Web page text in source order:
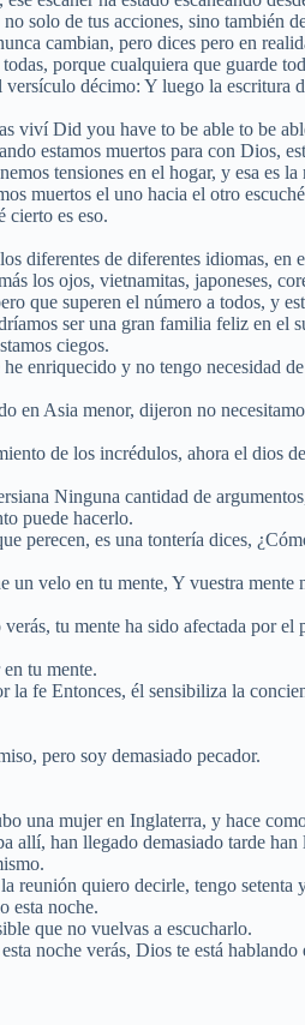
solo de tus acciones, sino también
cambian, pero dices pero en
porque cualquiera que guarde
décimo: Y luego la
viví Did you have to be able to
muertos para con Dios,
tensiones en el hogar, y esa es
muertos el uno hacia el otro
cierto es eso.
diferentes de diferentes idiomas,
los ojos, vietnamitas, japoneses,
que superen el número a todos, y
ser una gran familia feliz en
ciegos.
enriquecido y no tengo necesidad
en Asia menor, dijeron no
de los incrédulos, ahora el dios
Ninguna cantidad de
puede hacerlo.
perecen, es una tontería dices,
velo en tu mente, Y vuestra
tu mente ha sido afectada por
tu mente.
fe Entonces, él sensibiliza la
pero soy demasiado pecador.
una mujer en Inglaterra, y hace
han llegado demasiado tarde
quiero decirle, tengo setenta
esta noche.
que no vuelvas a escucharlo.
noche verás, Dios te está